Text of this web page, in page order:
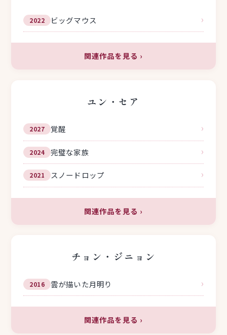
2022 ビッグマウス ›
関連作品を見る ›
ユン・セア
2027 覚醒 ›
2024 完璧な家族 ›
2021 スノードロップ ›
関連作品を見る ›
チョン・ジニョン
2016 雲が描いた月明り ›
関連作品を見る ›